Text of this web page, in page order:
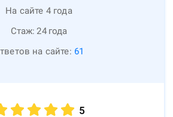
На сайте 4 года
Стаж: 24 года
на сайте: 61
5